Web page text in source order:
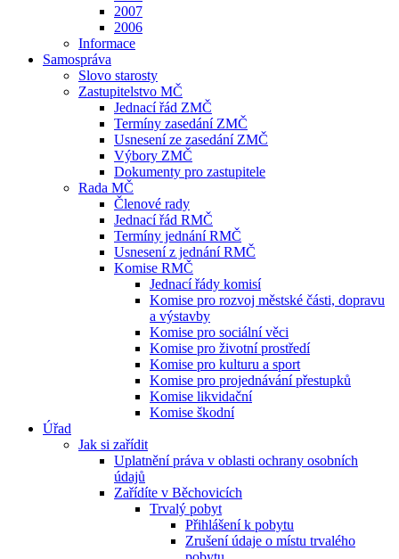
2007
2006
Informace
Samospráva
Slovo starosty
Zastupitelstvo MČ
Jednací řád ZMČ
Termíny zasedání ZMČ
Usnesení ze zasedání ZMČ
Výbory ZMČ
Dokumenty pro zastupitele
Rada MČ
Členové rady
Jednací řád RMČ
Termíny jednání RMČ
Usnesení z jednání RMČ
Komise RMČ
Jednací řády komisí
Komise pro rozvoj městské části, dopravu
a výstavby
Komise pro sociální věci
Komise pro životní prostředí
Komise pro kulturu a sport
Komise pro projednávání přestupků
Komise likvidační
Komise škodní
Úřad
Jak si zařídit
Uplatnění práva v oblasti ochrany osobních
údajů
Zařídíte v Běchovicích
Trvalý pobyt
Přihlášení k pobytu
Zrušení údaje o místu trvalého